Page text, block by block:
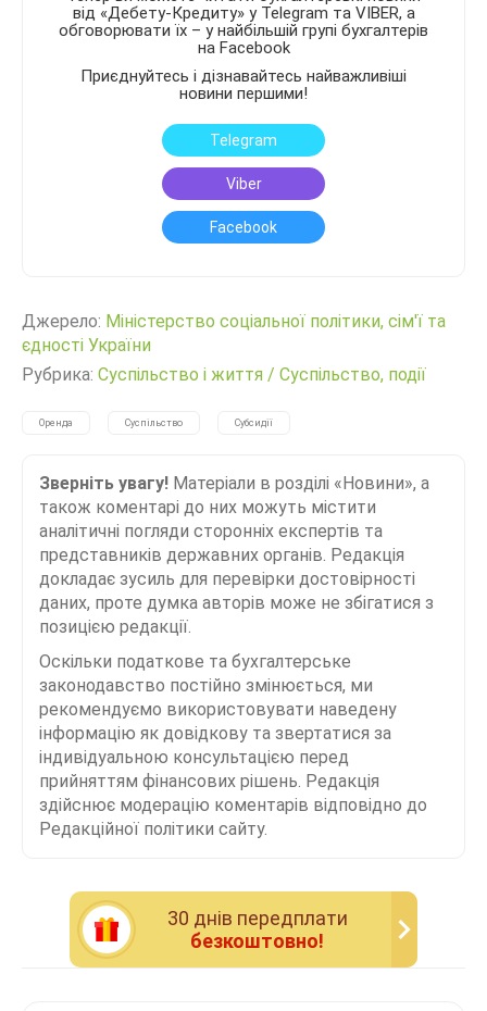
від «Дебету-Кредиту» у Telegram та VIBER, а
обговорювати їх – у найбільшій групі бухгалтерів
на Facebook
Приєднуйтесь і дізнавайтесь найважливіші
новини першими!
Telegram
Viber
Facebook
Джерело: Міністерство соціальної політики, сім'ї та
єдності України
Рубрика: Суспільство і життя / Суспільство, події
Оренда Суспільство Субсидії
Зверніть увагу! Матеріали в розділі «Новини», а
також коментарі до них можуть містити
аналітичні погляди сторонніх експертів та
представників державних органів. Редакція
докладає зусиль для перевірки достовірності
даних, проте думка авторів може не збігатися з
позицією редакції.
Оскільки податкове та бухгалтерське
законодавство постійно змінюється, ми
рекомендуємо використовувати наведену
інформацію як довідкову та звертатися за
індивідуальною консультацією перед
прийняттям фінансових рішень. Редакція
здійснює модерацію коментарів відповідно до
Редакційної політики сайту.
30 днiв передплати
безкоштовно!